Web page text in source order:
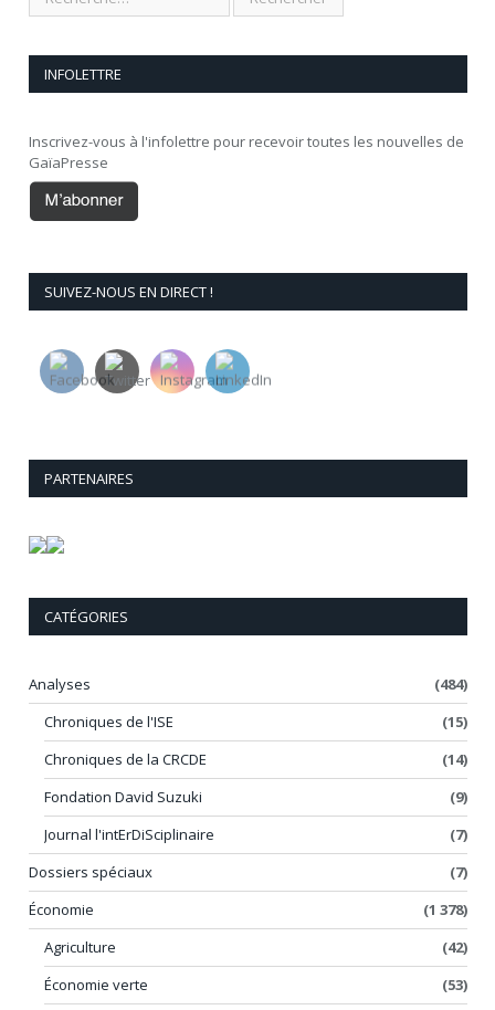
INFOLETTRE
Inscrivez-vous à l'infolettre pour recevoir toutes les nouvelles de
GaïaPresse
SUIVEZ-NOUS EN DIRECT !
PARTENAIRES
CATÉGORIES
Analyses
(484)
Chroniques de l'ISE
(15)
Chroniques de la CRCDE
(14)
Fondation David Suzuki
(9)
Journal l'intErDiSciplinaire
(7)
Dossiers spéciaux
(7)
Économie
(1 378)
Agriculture
(42)
Économie verte
(53)